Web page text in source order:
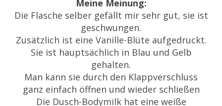
Meine Meinung:
Die Flasche selber gefällt mir sehr gut, sie ist
geschwungen.
Zusätzlich ist eine Vanille-Blüte aufgedruckt.
Sie ist hauptsächlich in Blau und Gelb
gehalten.
Man kann sie durch den Klappverschluss
ganz einfach öffnen und wieder schließen
Die Dusch-Bodymilk hat eine weiße